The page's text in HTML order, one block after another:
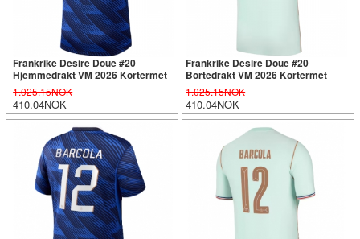
Frankrike Desire Doue #20
Hjemmedrakt VM 2026 Kortermet
1.025.15NOK
410.04NOK
Frankrike Desire Doue #20
Bortedrakt VM 2026 Kortermet
1.025.15NOK
410.04NOK